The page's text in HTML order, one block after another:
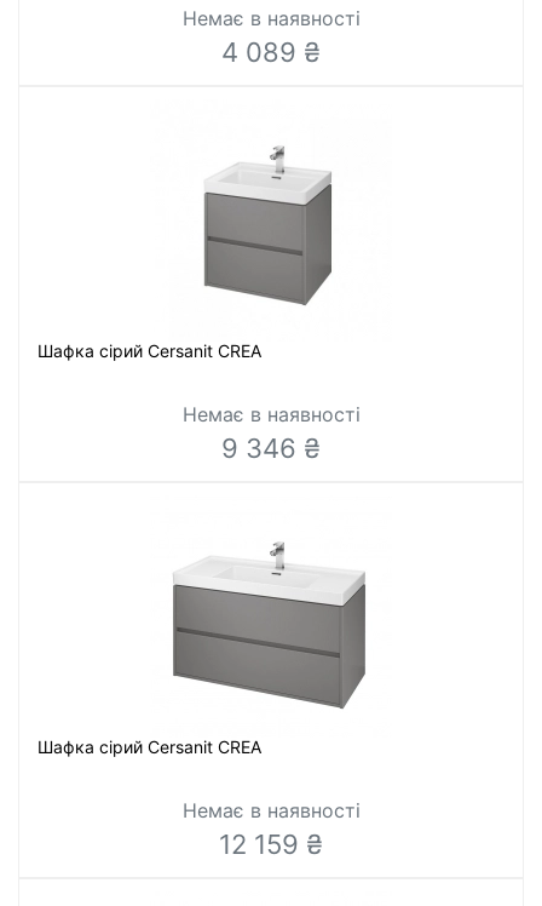
Немає в наявності
4 089 ₴
Шафка сірий Cersanit CREA
Немає в наявності
9 346 ₴
Шафка сірий Cersanit CREA
Немає в наявності
12 159 ₴